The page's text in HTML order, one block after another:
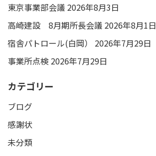
東京事業部会議 2026年8月3日
高崎建設 8月期所長会議 2026年8月1日
宿舎パトロール(白岡）
2026年7月29日
事業所点検 2026年7月29日
カテゴリー
ブログ
感謝状
未分類